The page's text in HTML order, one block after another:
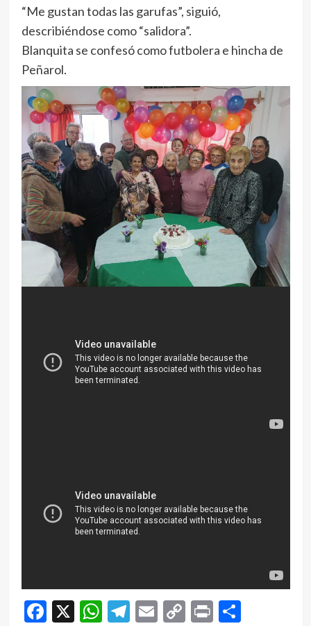
“Me gustan todas las garufas”, siguió,
describiéndose como “salidora”.
Blanquita se confesó como futbolera e hincha de
Peñarol.
Facebook
X WhatsApp
Telegram
EmailCopy
Print